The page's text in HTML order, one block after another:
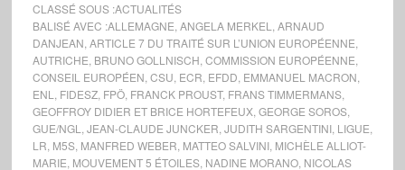
CLASSÉ SOUS :ACTUALITÉS
BALISÉ AVEC :ALLEMAGNE ANGELA MERKEL
ARNAUD
DANJEAN ARTICLE 7 DU TRAITÉ SUR L’UNION EUROPÉENNE
AUTRICHE BRUNO GOLLNISCH COMMISSION EUROPÉENNE
CONSEIL EUROPÉEN CSU ECR EFDD EMMANUEL MACRON
ENL
FIDESZ, FPÖ, FRANCK PROUST, FRANS TIMMERMANS,
GEOFFROY DIDIER ET BRICE HORTEFEUX, GEORGE SOROS,
GUE/NGL
JEAN-CLAUDE JUNCKER JUDITH SARGENTINI, LIGUE
LR M5S, MANFRED WEBER MATTEO SALVINI, MICHÈLE ALLIOT-
MARIE MOUVEMENT 5 ÉTOILES, NADINE MORANO, NICOLAS